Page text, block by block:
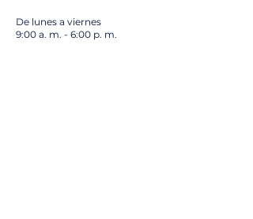
De lunes a viernes
9:00 a. m. - 6:00 p. m.